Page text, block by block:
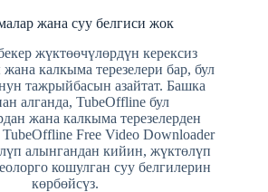
жана суу белгиси жок
жүктөөчүлөрдүн керексиз
калкыма терезелери бар, бул
тажрыйбасын азайтат. Башка
алганда, TubeOffline бул
жана калкыма терезелерден
Free Video Downloader
алынгандан кийин, жүктөлүп
кошулган суу белгилерин
көрбөйсүз.